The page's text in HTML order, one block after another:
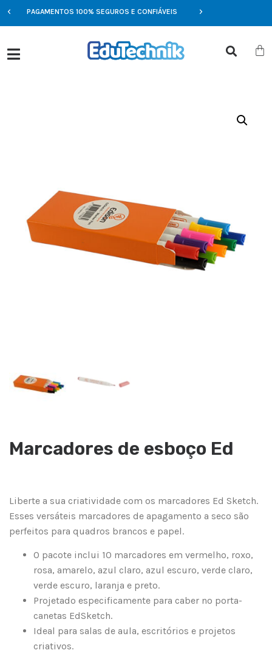
PAGAMENTOS 100% SEGUROS E CONFIÁVEIS OFERTAS EXCLUSIVAS
Marcadores de esboço Ed
Liberte a sua criatividade com os marcadores Ed Sketch.
Esses versáteis marcadores de apagamento a seco são
perfeitos para quadros brancos e papel.
O pacote inclui 10 marcadores em vermelho, roxo,
rosa, amarelo, azul claro, azul escuro, verde claro,
verde escuro, laranja e preto.
Projetado especificamente para caber no porta-
canetas EdSketch.
Ideal para salas de aula, escritórios e projetos
criativos.